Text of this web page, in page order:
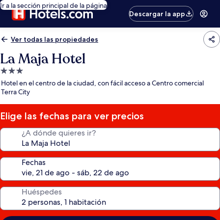
Ir a la sección principal de la página
Descargar la app
Ver todas las propiedades
La Maja Hotel
Propiedad
de
3.0
estrellas
Hotel en el centro de la ciudad, con fácil acceso a Centro comercial
Terra City
Elige las fechas para ver precios
¿A dónde quieres ir?
Fechas
Huéspedes